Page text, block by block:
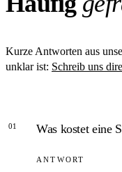
Kurze Antworten aus
unklar ist: Schreib uns
01 Was kostet eine
ANTWORT